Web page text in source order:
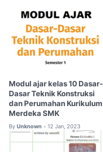
Modul ajar kelas 10 Dasar-
Dasar Teknik Konstruksi
dan Perumahan Kurikulum
Merdeka SMK
By Unknown • 12 Jan, 2023